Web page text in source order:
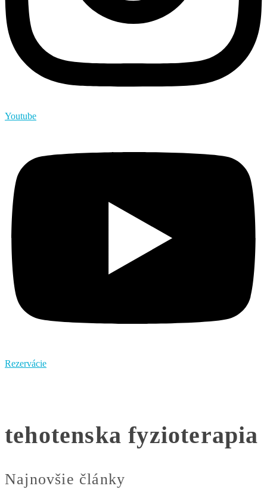
Youtube
Rezervácie
tehotenska fyzioterapia
Najnovšie články